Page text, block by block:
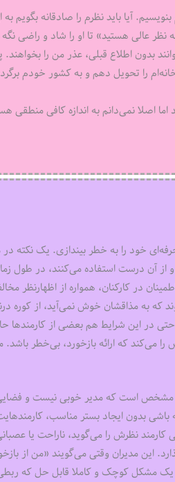
آیا باید نظرم را صادقانه بگویم به
نظر عالی هستید» تا او را شاد و راضی
بدون اطلاع قبلی، عذر من را
را تحویل دهم و به کشور خودم
اصلا نمی‌دانم به اندازه کافی منطقی
خود را به خطر بیندازی. یک نکته در
آن درست استفاده می‌کنند، در طول
در کارکنان، همواره از اظهارنظر
که به مذاقشان خوش نمی‌آید، از کوره
در این شرایط هم بعضی از کارمندها
می‌کند که ارائه بازخورد، بی‌خطر باشد.
مشخص است که مدیر خوبی نیست و
باشی بدون ایجاد بستر مناسب،
کارمند نظرش را می‌گوید، ناراحت یا
این مدیران وقتی می‌گویند «من از
یک مشکل کوچک و کاملا قابل حل که